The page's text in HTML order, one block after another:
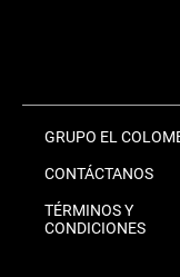
GRUPO EL
CONTÁCTANOS
TÉRMINOS Y
CONDICIONES